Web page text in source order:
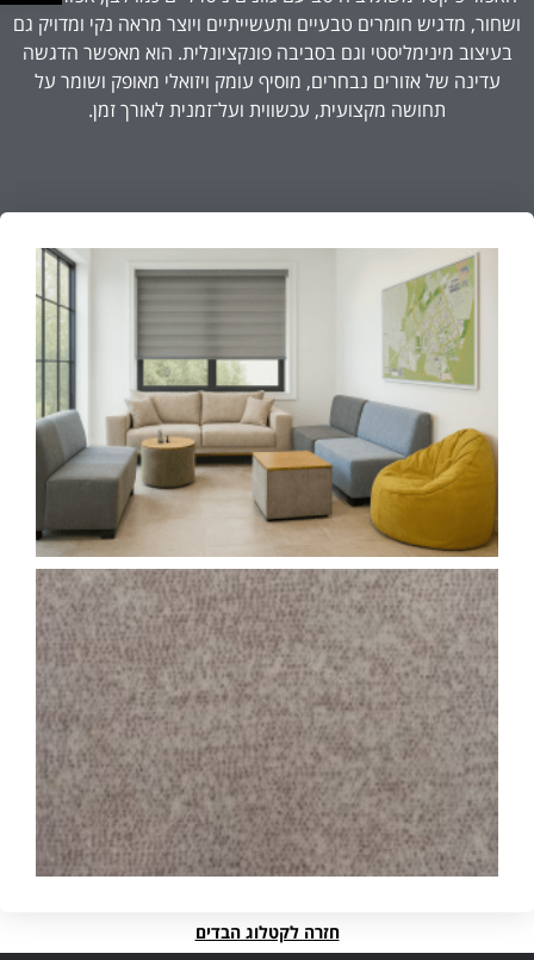
ושחור, מדגיש חומרים טבעיים ותעשייתיים ויוצר מראה נקי ומדויק גם
בעיצוב מינימליסטי וגם בסביבה פונקציונלית. הוא מאפשר הדגשה
עדינה של אזורים נבחרים, מוסיף עומק ויזואלי מאופק ושומר על
תחושה מקצועית, עכשווית ועל־זמנית לאורך זמן.
חזרה לקטלוג הבדים